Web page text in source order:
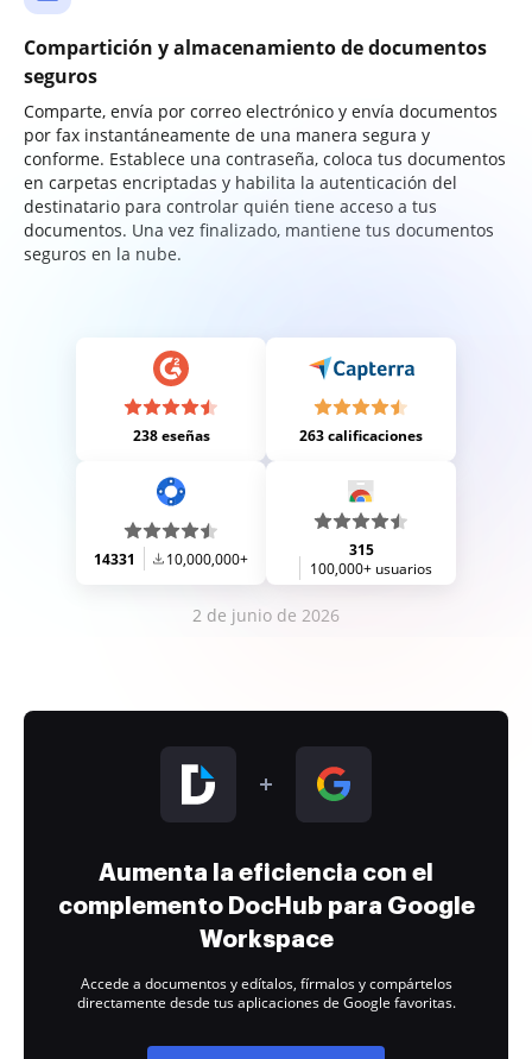
Compartición y almacenamiento de documentos
seguros
Comparte, envía por correo electrónico y envía documentos
por fax instantáneamente de una manera segura y
conforme. Establece una contraseña, coloca tus documentos
en carpetas encriptadas y habilita la autenticación del
destinatario para controlar quién tiene acceso a tus
documentos. Una vez finalizado, mantiene tus documentos
seguros en la nube.
238 eseñas 263 calificaciones
14331 10,000,000+
315
100,000+ usuarios
2 de junio de 2026
Aumenta la eficiencia con el
complemento DocHub para Google
Workspace
Accede a documentos y edítalos, fírmalos y compártelos
directamente desde tus aplicaciones de Google favoritas.